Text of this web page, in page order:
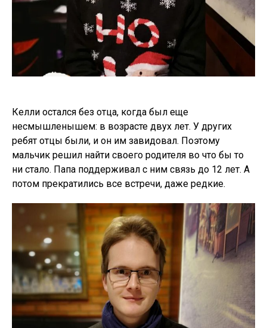
Келли остался без отца, когда был еще
несмышленышем: в возрасте двух лет. У других
ребят отцы были, и он им завидовал. Поэтому
мальчик решил найти своего родителя во что бы то
ни стало. Папа поддерживал с ним связь до 12 лет. А
потом прекратились все встречи, даже редкие.